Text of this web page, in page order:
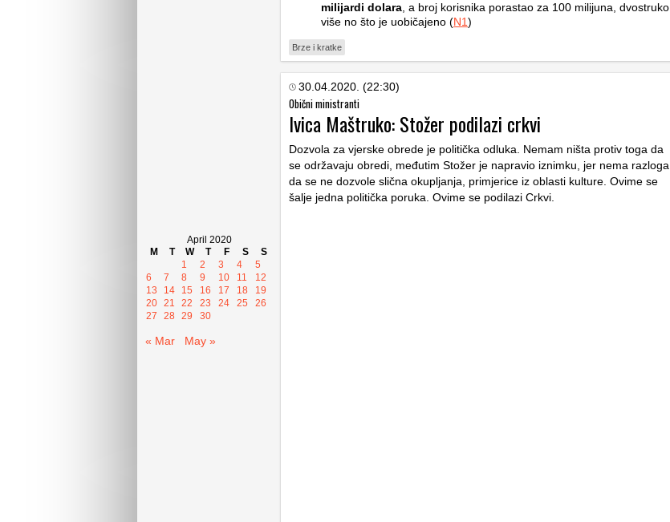
April 2020
M
T W T F S
S
1
2 3 4
5
6
7 8 9 10 11
12
13
14 15 16 17 18
19
20 21 22 23 24 25
26
27
28 29 30
« Mar May »
milijardi dolara , a broj korisnika porastao za 100 milijuna, dvostruko
više no što je uobičajeno (N1)
Brze i kratke
30.04.2020. (22:30)
Obični ministranti
Ivica Maštruko: Stožer podilazi crkvi
Dozvola za vjerske obrede je politička odluka. Nemam ništa protiv toga da
se održavaju obredi, međutim Stožer je napravio iznimku, jer nema razloga
da se ne dozvole slična okupljanja, primjerice iz oblasti kulture. Ovime se
šalje jedna politička poruka. Ovime se podilazi Crkvi.